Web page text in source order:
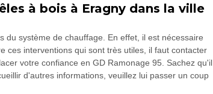
à bois à Eragny dans la ville
système de chauffage. En effet, il est nécessaire
ces interventions qui sont très utiles, il faut contacter
votre confiance en GD Ramonage 95. Sachez qu'il
d'autres informations, veuillez lui passer un coup